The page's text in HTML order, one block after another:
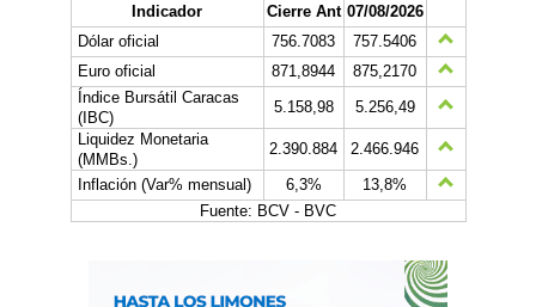
Indicador Cierre Ant 07/08/2026
Dólar oficial
756.7083
757.5406
Euro oficial
871,8944
875,2170
Índice Bursátil Caracas
(IBC)
5.158,98
5.256,49
Liquidez Monetaria
(MMBs.)
2.390.884
2.466.946
Inflación (Var% mensual)
6,3%
13,8%
Fuente: BCV - BVC